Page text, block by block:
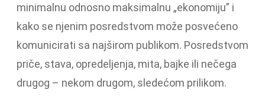
minimalnu odnosno maksimalnu „ekonomiju” i
kako se njenim posredstvom može posvećeno
komunicirati sa najširom publikom. Posredstvom
priče, stava, opredeljenja, mita, bajke ili nečega
drugog – nekom drugom, sledećom prilikom.